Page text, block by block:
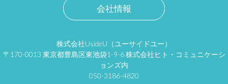
会社情報
株式会社UsideU（ユーサイドユー）
〒170-0013 東京都豊島区東池袋1-9-6 株式会社ヒト・コミュニケーシ
ョンズ内
050-3186-4820